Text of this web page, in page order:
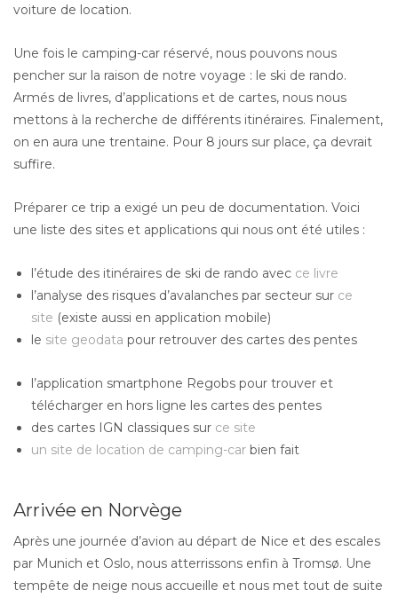
voiture de location.
Une fois le camping-car réservé, nous pouvons nous
pencher sur la raison de notre voyage : le ski de rando.
Armés de livres, d’applications et de cartes, nous nous
mettons à la recherche de différents itinéraires. Finalement,
on en aura une trentaine. Pour 8 jours sur place, ça devrait
suffire.
Préparer ce trip a exigé un peu de documentation. Voici
une liste des sites et applications qui nous ont été utiles :
l’étude des itinéraires de ski de rando avec ce livre
l’analyse des risques d’avalanches par secteur sur ce
site (existe aussi en application mobile)
le site geodata pour retrouver des cartes des pentes
l’application smartphone Regobs pour trouver et
télécharger en hors ligne les cartes des pentes
des cartes IGN classiques sur ce site
un site de location de camping-car bien fait
Arrivée en Norvège
Après une journée d’avion au départ de Nice et des escales
par Munich et Oslo, nous atterrissons enfin à Tromsø. Une
tempête de neige nous accueille et nous met tout de suite